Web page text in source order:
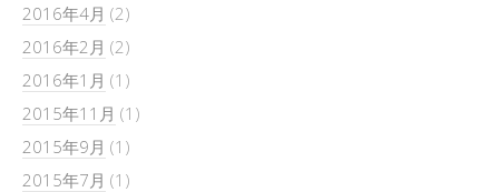
2016年4月 (2)
2016年2月 (2)
2016年1月 (1)
2015年11月 (1)
2015年9月 (1)
2015年7月 (1)